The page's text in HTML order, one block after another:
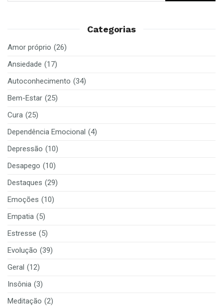
Categorias
Amor próprio (26)
Ansiedade (17)
Autoconhecimento (34)
Bem-Estar (25)
Cura (25)
Dependência Emocional (4)
Depressão (10)
Desapego (10)
Destaques (29)
Emoções (10)
Empatia (5)
Estresse (5)
Evolução (39)
Geral (12)
Insônia (3)
Meditação (2)